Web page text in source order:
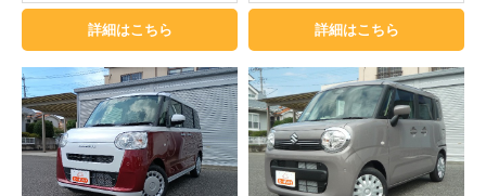
詳細はこちら 詳細はこちら